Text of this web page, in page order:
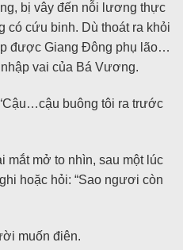
bị vây đến nỗi lương thực
có cứu binh. Dù thoát ra khỏi
được Giang Đông phụ lão…
vai của Bá Vương.
buông tôi ra trước
mắt mở to nhìn, sau một lúc
hoặc hỏi: “Sao ngươi còn
muốn điên.